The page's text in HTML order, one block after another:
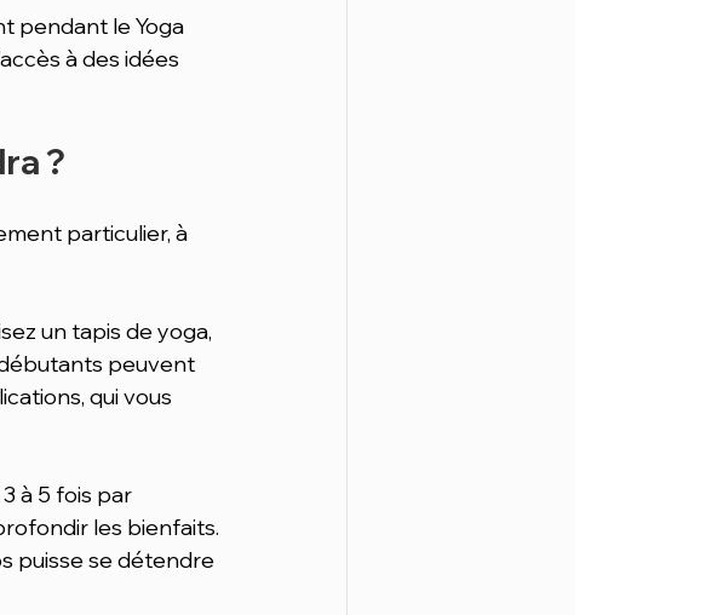
pendant le Yoga
à des idées
?
particulier, à
un tapis de yoga,
peuvent
qui vous
à 5 fois par
les bienfaits.
puisse se détendre